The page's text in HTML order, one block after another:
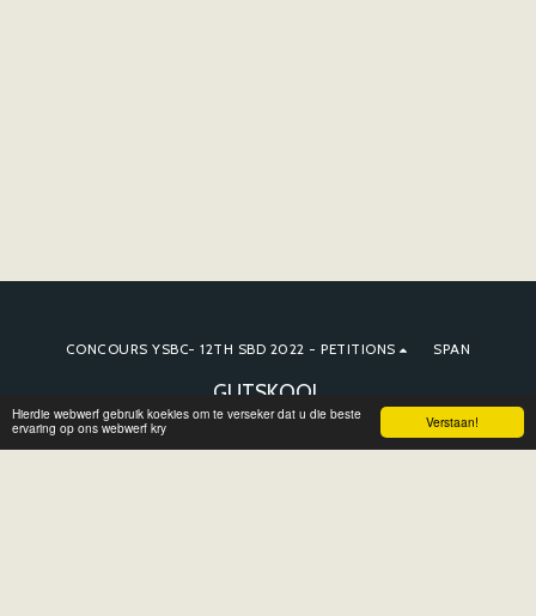
Verstaan!
Hierdie webwerf gebruik koekies om te verseker dat u die beste
ervaring op ons webwerf kry
GUTSKOOL
Kopiereg © 2026 Alle regte voorbehou
CONCOURS YSBC- 12TH SBD 2022 - PETITIONS SPAN